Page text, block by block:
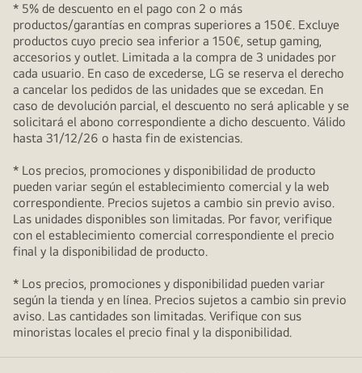
* 5% de descuento en el pago con 2 o más
productos/garantías en compras superiores a 150€. Excluye
productos cuyo precio sea inferior a 150€, setup gaming,
accesorios y outlet. Limitada a la compra de 3 unidades por
cada usuario. En caso de excederse, LG se reserva el derecho
a cancelar los pedidos de las unidades que se excedan. En
caso de devolución parcial, el descuento no será aplicable y se
solicitará el abono correspondiente a dicho descuento. Válido
hasta 31/12/26 o hasta fin de existencias.
* Los precios, promociones y disponibilidad de producto
pueden variar según el establecimiento comercial y la web
correspondiente. Precios sujetos a cambio sin previo aviso.
Las unidades disponibles son limitadas. Por favor, verifique
con el establecimiento comercial correspondiente el precio
final y la disponibilidad de producto.
* Los precios, promociones y disponibilidad pueden variar
según la tienda y en línea. Precios sujetos a cambio sin previo
aviso. Las cantidades son limitadas. Verifique con sus
minoristas locales el precio final y la disponibilidad.